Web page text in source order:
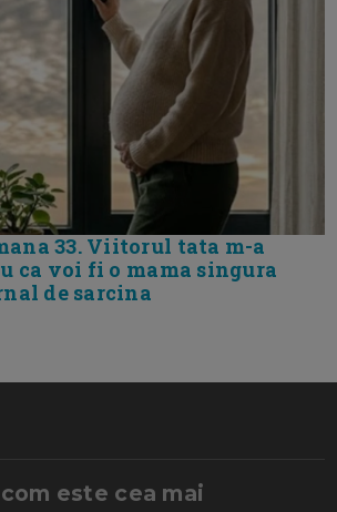
33. Viitorul tata m-a
ca voi fi o mama singura
de sarcina
este cea mai